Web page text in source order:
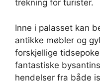
trekning for turister.
Inne i palasset kan
antikke møbler og
forskjellige
fantastiske
hendelser fra både